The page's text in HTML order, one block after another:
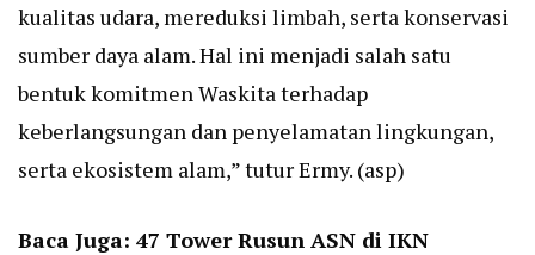
kualitas udara, mereduksi limbah, serta konservasi
sumber daya alam. Hal ini menjadi salah satu
bentuk komitmen Waskita terhadap
keberlangsungan dan penyelamatan lingkungan,
serta ekosistem alam,” tutur Ermy. (asp)
Baca Juga: 47 Tower Rusun ASN di IKN